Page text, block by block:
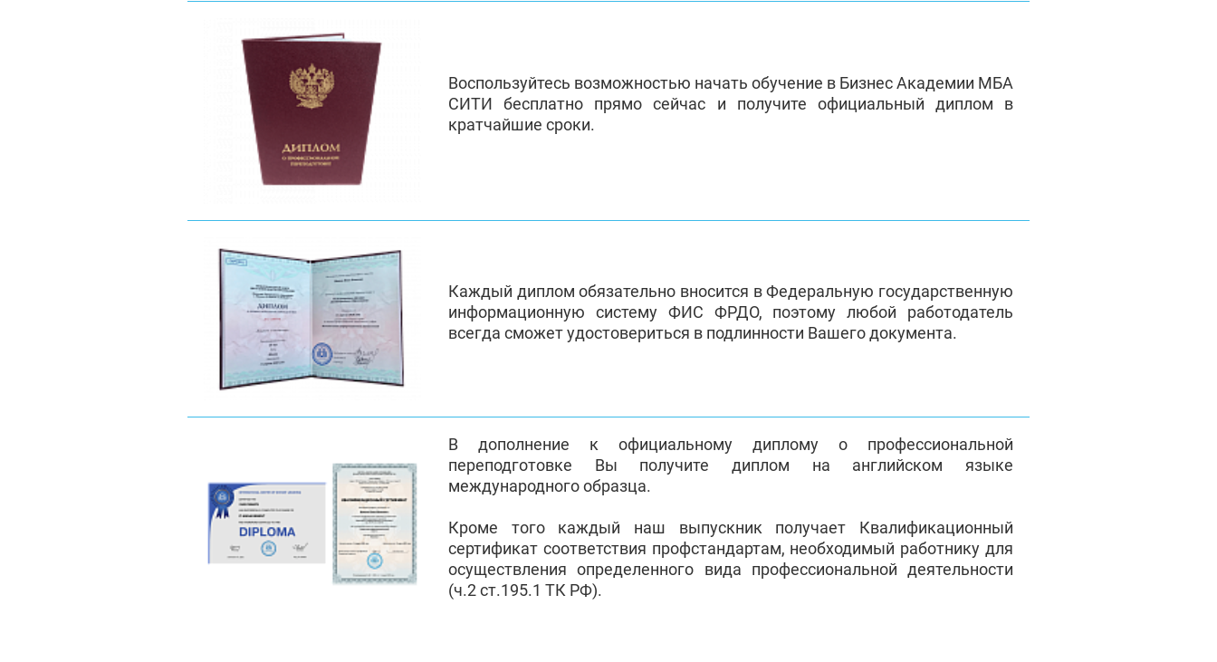
Воспользуйтесь возможностью начать обучение в Бизнес Академии МБА
СИТИ бесплатно прямо сейчас и получите официальный диплом в
кратчайшие сроки.
Каждый диплом обязательно вносится в Федеральную государственную
информационную систему ФИС ФРДО, поэтому любой работодатель
всегда сможет удостовериться в подлинности Вашего документа.
В дополнение к официальному диплому о профессиональной
переподготовке Вы получите диплом на английском языке
международного образца.
Кроме того каждый наш выпускник получает Квалификационный
сертификат соответствия профстандартам, необходимый работнику для
осуществления определенного вида профессиональной деятельности
(ч.2 ст.195.1 ТК РФ).